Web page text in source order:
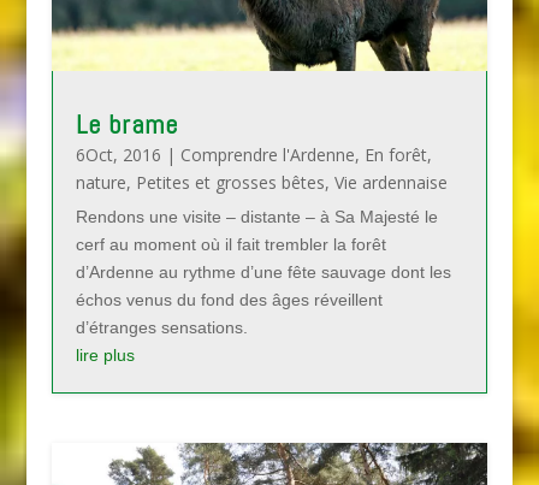
Le brame
6Oct, 2016 | Comprendre l'Ardenne, En forêt,
nature, Petites et grosses bêtes, Vie ardennaise
Rendons une visite – distante – à Sa Majesté le
cerf au moment où il fait trembler la forêt
d’Ardenne au rythme d’une fête sauvage dont les
échos venus du fond des âges réveillent
d’étranges sensations.
lire plus